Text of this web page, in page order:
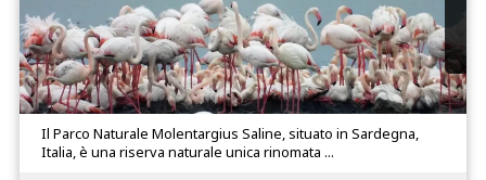
Il Parco Naturale Molentargius Saline, situato in Sardegna,
Italia, è una riserva naturale unica rinomata ...